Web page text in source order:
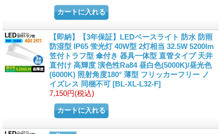
【即納】【3年保証】LEDベースライト 防水 防雨
防湿型 IP65 蛍光灯 40W型 2灯相当 32.5W 5200lm
笠付トラフ型 傘付き 器具一体型 直管タイプ 天井
直付け 高輝度 演色性Ra84 昼白色(5000K)/昼光色
(6000K) 照射角度180° 薄型 フリッカーフリー ノ
イズレス 同梱不可 [BL-XL-L32-F]
7,150円(税込)